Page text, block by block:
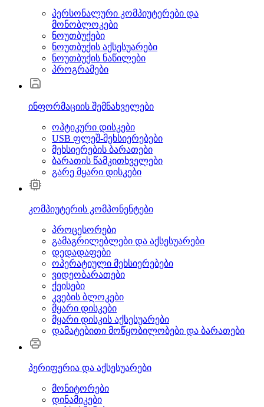
პერსონალური კომპიუტერები და
მონობლოკები
ნოუთბუქები
ნოუთბუქის აქსესუარები
ნოუთბუქის ნაწილები
პროგრამები
ინფორმაციის შემნახველები
ოპტიკური დისკები
USB ფლეშ-მეხსიერებები
მეხსიერების ბარათები
ბარათის წამკითხველები
გარე მყარი დისკები
კომპიუტერის კომპონენტები
პროცესორები
გამაგრილებლები და აქსესუარები
დედადაფები
ოპერატიული მეხსიერებები
ვიდეობარათები
ქეისები
კვების ბლოკები
მყარი დისკები
მყარი დისკის აქსესუარები
დამატებითი მოწყობილობები და ბარათები
პერიფერია და აქსესუარები
მონიტორები
დინამიკები